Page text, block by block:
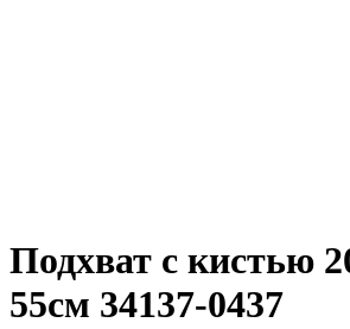
Подхват с кистью
55см 34137-0437